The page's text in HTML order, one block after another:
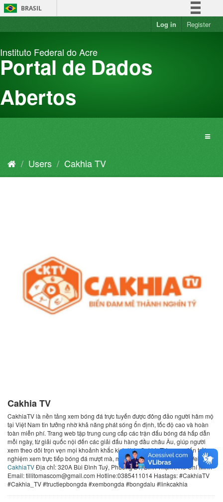
Skip
to
BRASIL
Simplifique!
Acesso à informação
Log in Register
Instituto Federal do Acre
Portal de Dados
Abertos
Users Cakhia TV
Cakhia TV
CakhiaTV là nền tảng xem bóng đá trực tuyến được đông đảo người hâm mộ
tại Việt Nam tin tưởng nhờ khả năng phát sóng ổn định, tốc độ cao và hoàn
toàn miễn phí. Trang web tập trung cung cấp các trận đấu bóng đá hấp dẫn
mỗi ngày, từ giải quốc nội đến các giải đấu hàng đầu châu Âu, giúp người
xem theo dõi trọn vẹn mọi khoảnh khắc kịch tính. CakhiaTV mang đến trải
nghiệm xem trực tiếp bóng đá mượt mà, miễn phí. Thông tin liên hệ Website:
CakhiaTVĐịa chỉ: 320A Bùi Đình Tuý, Phường 24, Bình Thạnh, Hồ Chí Minh
Email: tillitomascom@gmail.com Hotline:0385411014 Hastags: #CakhiaTV
#Cakhia_TV #tructiepbongda #xembongda #bongdalu #linkcakhia